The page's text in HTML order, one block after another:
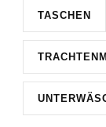
TASCHEN